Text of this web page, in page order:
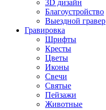
3D дизайн
Благоустройство
Выездной гравер
Гравировка
Шрифты
Кресты
Цветы
Иконы
Свечи
Святые
Пейзажи
Животные